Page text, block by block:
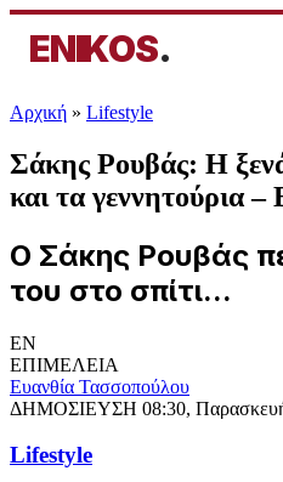
ENIKOS.
Αρχική » Lifestyle
Σάκης Ρουβάς: Η
και τα γεννητούρια
Ο Σάκης Ρουβάς
του στο σπίτι...
EN
ΕΠΙΜΕΛΕΙΑ
Ευανθία Τασσοπούλου
ΔΗΜΟΣΙΕΥΣΗ 08:30,
Lifestyle